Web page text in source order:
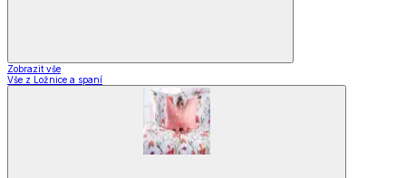
Zobrazit vše
Vše z Ložnice a spaní